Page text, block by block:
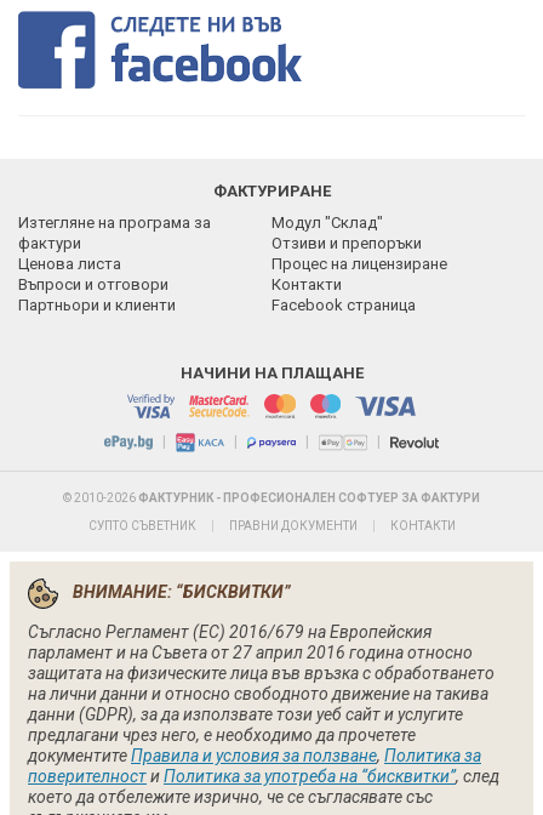
ФАКТУРИРАНЕ
Изтегляне на програма за
фактури
Модул "Склад"
Отзиви и препоръки
Ценова листа
Процес на лицензиране
Въпроси и отговори
Контакти
Партньори и клиенти
Facebook страница
НАЧИНИ НА ПЛАЩАНЕ
| | | |
© 2010-2026 ФАКТУРНИК - ПРОФЕСИОНАЛЕН СОФТУЕР ЗА ФАКТУРИ
СУПТО СЪВЕТНИК ПРАВНИ ДОКУМЕНТИ КОНТАКТИ
ВНИМАНИЕ: “БИСКВИТКИ”
Съгласно Регламент (ЕС) 2016/679 на Европейския
парламент и на Съвета от 27 април 2016 година относно
защитата на физическите лица във връзка с обработването
на лични данни и относно свободното движение на такива
данни (GDPR), за да използвате този уеб сайт и услугите
предлагани чрез него, е необходимо да прочетете
документитеПравила и условия за ползване, Политика за
поверителностиПолитика за употреба на “бисквитки”, след
което да отбележите изрично, че се съгласявате със